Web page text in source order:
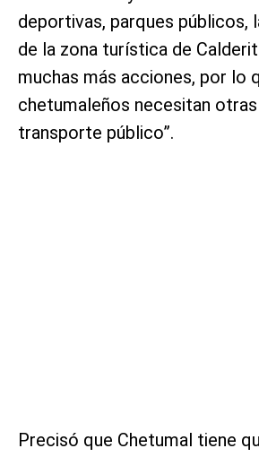
deportivas, parques públicos,
de la zona turística de
muchas más acciones, por lo
chetumaleños necesitan
transporte público”.
Precisó que Chetumal tiene